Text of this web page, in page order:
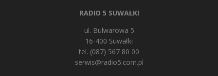
RADIO 5 SUWAŁKI
ul. Bulwarowa 5
16-400 Suwałki
tel. (087) 567 80 00
serwis@radio5.com.pl